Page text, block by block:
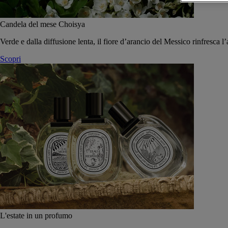
Candela del mese Choisya
Verde e dalla diffusione lenta, il fiore d’arancio del Messico rinfresca
Scopri
L'estate in un profumo